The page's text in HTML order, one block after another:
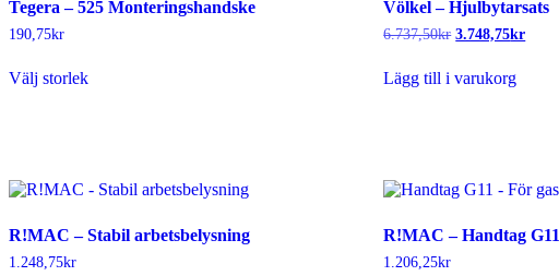
Tegera – 525 Monteringshandske
190,75kr
Välj storlekhär
olika
kan
Völkel – Hjulbytarsats
6.737,50kr Det
var:
3.748,75krDet
Lägg till i varukorg
R!MAC – Stabil arbetsbelysning
1.248,75kr
R!MAC – Handtag G11
1.206,25kr